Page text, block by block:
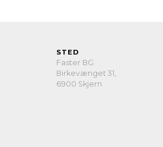
STED
Faster BG
Birkevænget 31,
6900 Skjern